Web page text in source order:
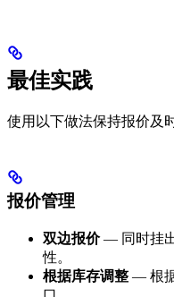
最佳实践
使用以下做法保持报价及
报价管理
双边报价— 同时挂
性。
根据库存调整 — 根